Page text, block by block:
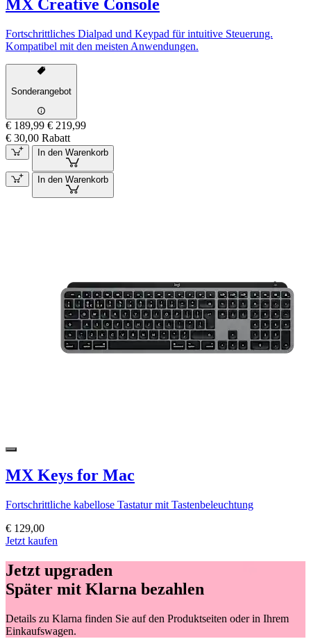
MX Creative Console
Fortschrittliches Dialpad und Keypad für intuitive Steuerung.
Kompatibel mit den meisten Anwendungen.
Sonderangebot
€ 189,99 € 219,99
€ 30,00 Rabatt
In den Warenkorb
In den Warenkorb
MX Keys for Mac
Fortschrittliche kabellose Tastatur mit Tastenbeleuchtung
€ 129,00
Jetzt kaufen
Jetzt upgraden
Später mit Klarna bezahlen
Details zu Klarna finden Sie auf den Produktseiten oder in Ihrem
Einkaufswagen.